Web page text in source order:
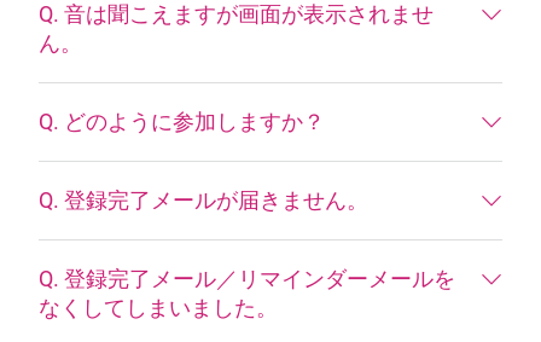
Q. 音は聞こえますが画面が表示されませ
ん。
Q. どのように参加しますか？
Q. 登録完了メールが届きません。
Q. 登録完了メール／リマインダーメールを
なくしてしまいました。